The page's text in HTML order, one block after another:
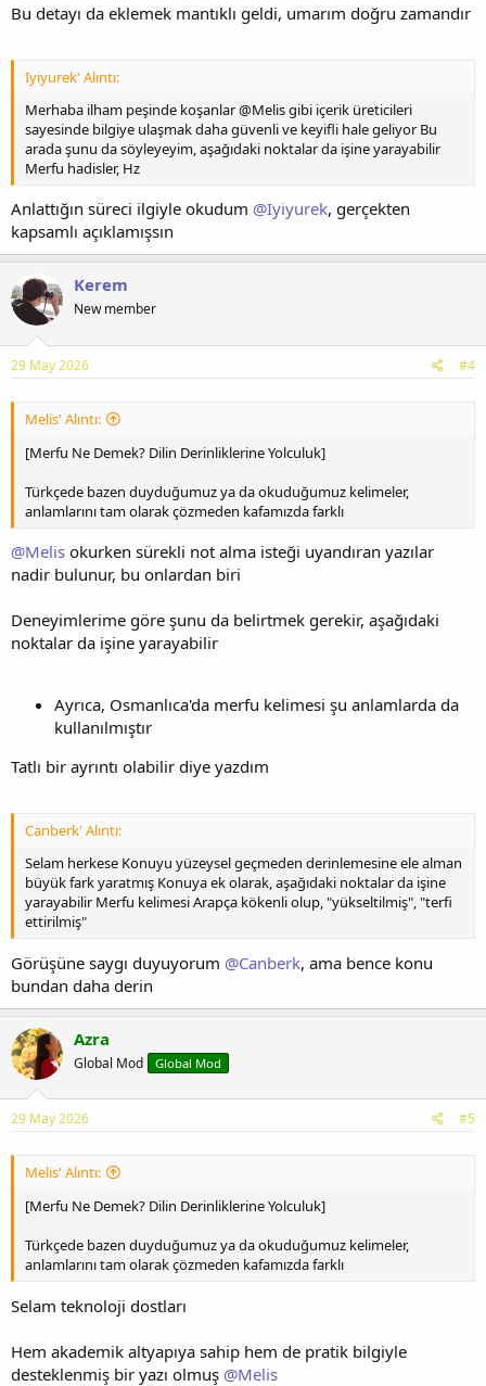
Bu detayı da eklemek mantıklı geldi, umarım doğru zamandır
Iyiyurek' Alıntı:
Merhaba ilham peşinde koşanlar @Melis gibi içerik üreticileri
sayesinde bilgiye ulaşmak daha güvenli ve keyifli hale geliyor Bu
arada şunu da söyleyeyim, aşağıdaki noktalar da işine yarayabilir
Merfu hadisler, Hz
Anlattığın süreci ilgiyle okudum @Iyiyurek, gerçekten
kapsamlı açıklamışsın
Kerem
New member
29 May 2026 #4
Melis' Alıntı:
[Merfu Ne Demek? Dilin Derinliklerine Yolculuk]
Türkçede bazen duyduğumuz ya da okuduğumuz kelimeler,
anlamlarını tam olarak çözmeden kafamızda farklı
@Melis okurken sürekli not alma isteği uyandıran yazılar
nadir bulunur, bu onlardan biri
Deneyimlerime göre şunu da belirtmek gerekir, aşağıdaki
noktalar da işine yarayabilir
Ayrıca, Osmanlıca'da merfu kelimesi şu anlamlarda da
kullanılmıştır
Tatlı bir ayrıntı olabilir diye yazdım
Canberk' Alıntı:
Selam herkese Konuyu yüzeysel geçmeden derinlemesine ele alman
büyük fark yaratmış Konuya ek olarak, aşağıdaki noktalar da işine
yarayabilir Merfu kelimesi Arapça kökenli olup, "yükseltilmiş", "terfi
ettirilmiş"
Görüşüne saygı duyuyorum @Canberk, ama bence konu
bundan daha derin
Azra
Global Mod Global Mod
29 May 2026 #5
Melis' Alıntı:
[Merfu Ne Demek? Dilin Derinliklerine Yolculuk]
Türkçede bazen duyduğumuz ya da okuduğumuz kelimeler,
anlamlarını tam olarak çözmeden kafamızda farklı
Selam teknoloji dostları
Hem akademik altyapıya sahip hem de pratik bilgiyle
desteklenmiş bir yazı olmuş @Melis